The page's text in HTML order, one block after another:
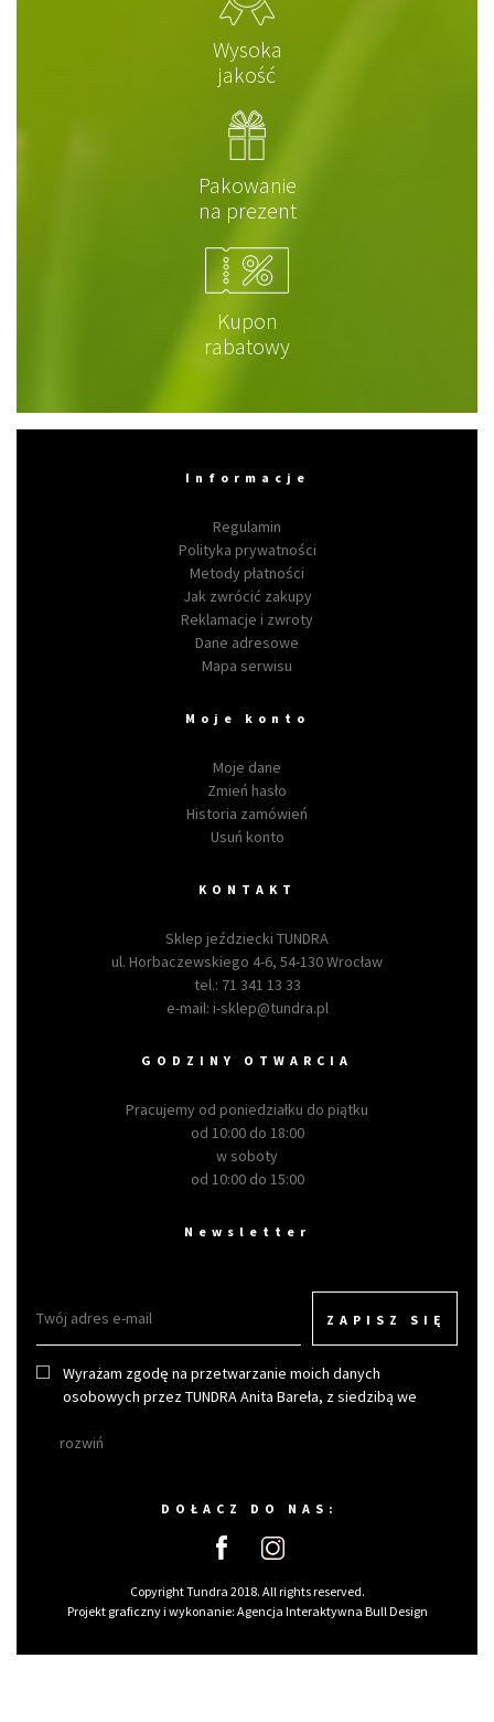
Wysoka
jakość
Pakowanie
na prezent
Kupon
rabatowy
Informacje
Regulamin
Polityka prywatności
Metody płatności
Jak zwrócić zakupy
Reklamacje i zwroty
Dane adresowe
Mapa serwisu
Moje konto
Moje dane
Zmień hasło
Historia zamówień
Usuń konto
KONTAKT
Sklep jeździecki TUNDRA
ul. Horbaczewskiego 4-6, 54-130 Wrocław
tel.: 71 341 13 33
e-mail: i-sklep@tundra.pl
GODZINY OTWARCIA
Pracujemy od poniedziałku do piątku
od 10:00 do 18:00
w soboty
od 10:00 do 15:00
Newsletter
ZAPISZ SIĘ
Wyrażam zgodę na przetwarzanie moich danych
osobowych przez TUNDRA Anita Bareła, z siedzibą we
rozwiń
DOŁACZ DO NAS:
Copyright Tundra 2018. All rights reserved.
Projekt graficzny i wykonanie: Agencja Interaktywna Bull Design